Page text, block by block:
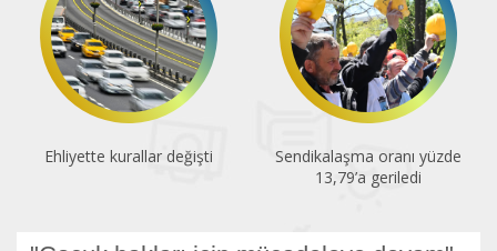
değişti
Sendikalaşma oranı yüzde
İlk altı ayda